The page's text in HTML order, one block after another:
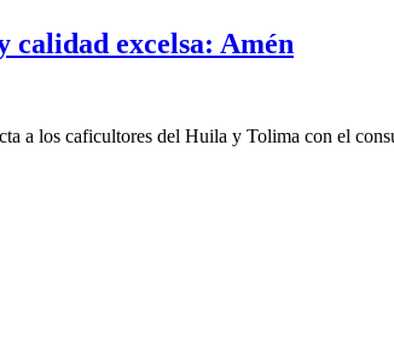
calidad excelsa: Amén
a los caficultores del Huila y Tolima con el